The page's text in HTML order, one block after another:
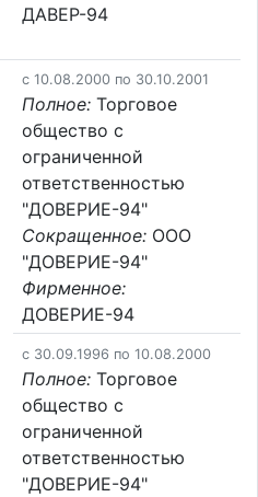
ДАВЕР-94
c 10.08.2000 по 30.10.2001
Полное: Торговое
общество с
ограниченной
ответственностью
"ДОВЕРИЕ-94"
Сокращенное: ООО
"ДОВЕРИЕ-94"
Фирменное:
ДОВЕРИЕ-94
c 30.09.1996 по 10.08.2000
Полное: Торговое
общество с
ограниченной
ответственностью
"ДОВЕРИЕ-94"